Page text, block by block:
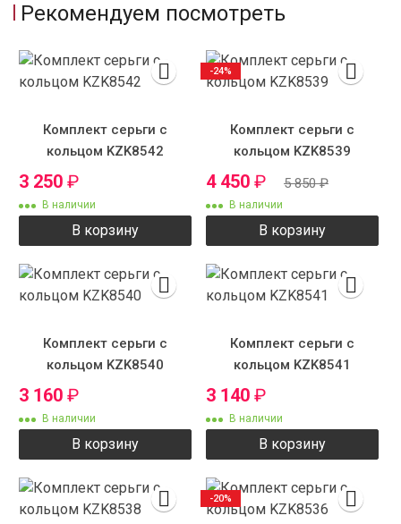
Рекомендуем посмотреть
Комплект серьги с
кольцом KZK8542
3 250 ₽
В наличии
В корзину
Комплект серьги с
кольцом KZK8539
4 450 ₽ 5 850₽
В наличии
В корзину
-24%
Комплект серьги с
кольцом KZK8540
3 160 ₽
В наличии
В корзину
Комплект серьги с
кольцом KZK8541
3 140 ₽
В наличии
В корзину
-20%